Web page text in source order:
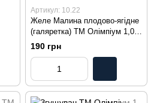
Артикул: 10.22
Желе Малина плодово-ягідне
(галяретка) ТМ Олімпіум 1,0
кг
190 грн